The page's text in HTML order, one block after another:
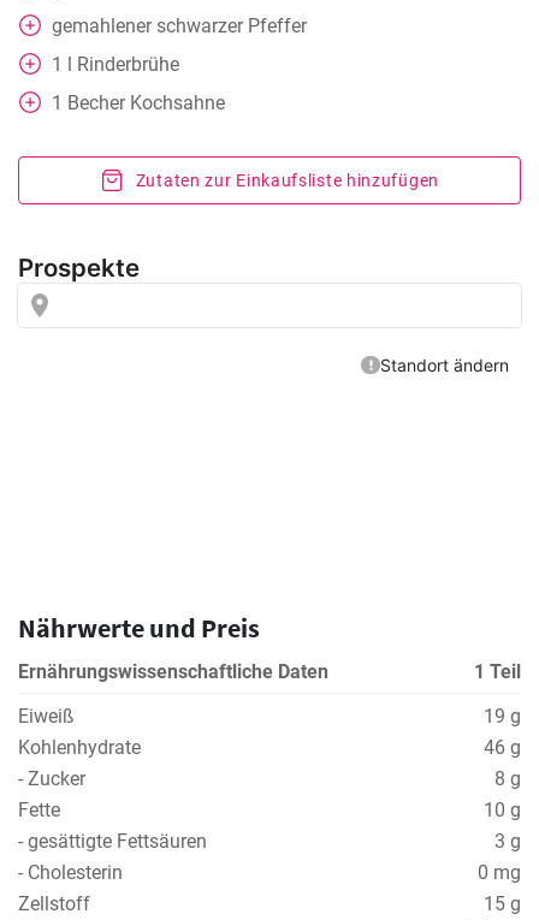
gemahlener schwarzer Pfeffer
1 l Rinderbrühe
1 Becher Kochsahne
Zutaten zur Einkaufsliste hinzufügen
Nährwerte und Preis
Ernährungswissenschaftliche Daten
1 Teil
Eiweiß
19 g
Kohlenhydrate
46 g
- Zucker
8 g
Fette
10 g
- gesättigte Fettsäuren
3 g
- Cholesterin
0 mg
Zellstoff
15 g